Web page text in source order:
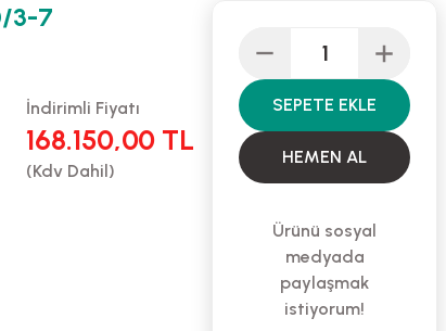
3-7
İndirimli Fiyatı
168.150,00 TL
(Kdv Dahil)
SEPETE EKLE
HEMEN AL
Ürünü sosyal
medyada
paylaşmak
istiyorum!